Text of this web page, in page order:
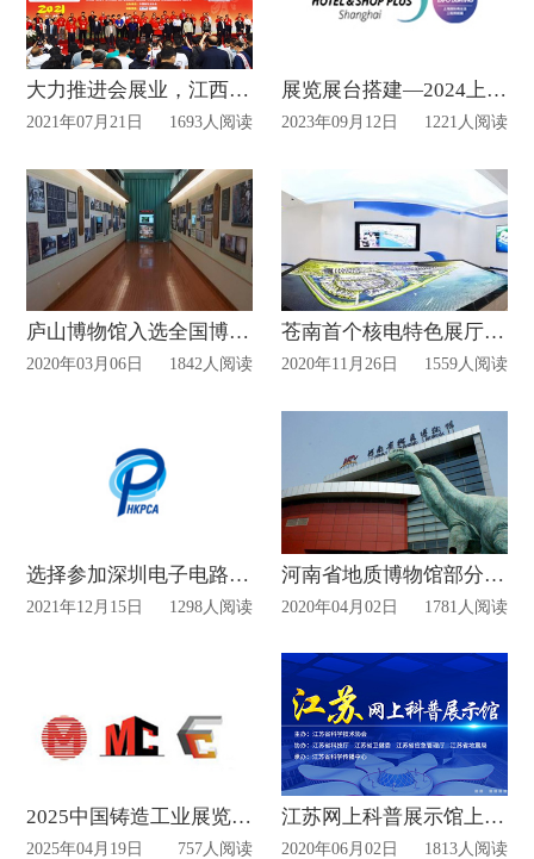
大力推进会展业，江西全省建成专业展馆16个
2021年07月21日 1693人阅读
展览展台搭建—2024上海商业照明展设计动态
2023年09月12日 1221人阅读
庐山博物馆入选全国博物馆网上展厅
2020年03月06日 1842人阅读
苍南首个核电特色展厅开馆！
2020年11月26日 1559人阅读
选择参加深圳电子电路展会有什么优势？
2021年12月15日 1298人阅读
河南省地质博物馆部分展厅恢复开放!
2020年04月02日 1781人阅读
2025中国铸造工业展览会施工时间
2025年04月19日 757人阅读
江苏网上科普展示馆上线！
2020年06月02日 1813人阅读